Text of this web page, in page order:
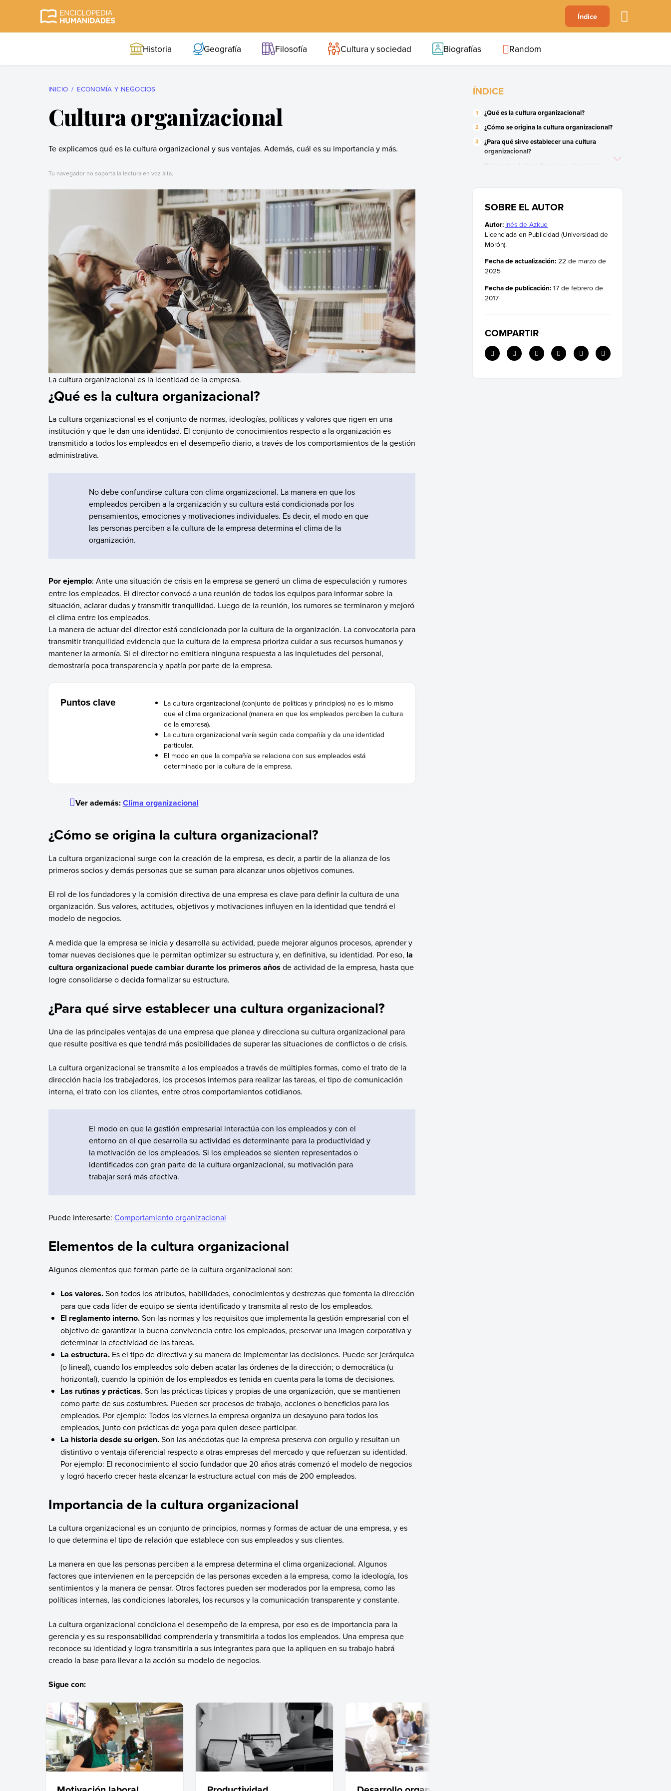
B C F
Índice
Historia Geografía Filosofía Cultura y sociedad Biografías Random
INICIO ECONOMÍA Y NEGOCIOS
Cultura organizacional
Te explicamos qué es la cultura organizacional y sus ventajas. Además, cuál es su importancia y más.
Tu navegador no soporta la lectura en voz alta.
La cultura organizacional es la identidad de la empresa.
¿Qué es la cultura organizacional?
La cultura organizacional es el conjunto de normas, ideologías, políticas y valores que rigen en una
institución y que le dan una identidad. El conjunto de conocimientos respecto a la organización es
transmitido a todos los empleados en el desempeño diario, a través de los comportamientos de la gestión
administrativa.
No debe confundirse cultura con clima organizacional. La manera en que los
empleados perciben a la organización y su cultura está condicionada por los
pensamientos, emociones y motivaciones individuales. Es decir, el modo en que
las personas perciben a la cultura de la empresa determina el clima de la
organización.
Por ejemplo: Ante una situación de crisis en la empresa se generó un clima de especulación y rumores
entre los empleados. El director convocó a una reunión de todos los equipos para informar sobre la
situación, aclarar dudas y transmitir tranquilidad. Luego de la reunión, los rumores se terminaron y mejoró
el clima entre los empleados.
La manera de actuar del director está condicionada por la cultura de la organización. La convocatoria para
transmitir tranquilidad evidencia que la cultura de la empresa prioriza cuidar a sus recursos humanos y
mantener la armonía. Si el director no emitiera ninguna respuesta a las inquietudes del personal,
demostraría poca transparencia y apatía por parte de la empresa.
Puntos clave
La cultura organizacional (conjunto de políticas y principios) no es lo mismo
que el clima organizacional (manera en que los empleados perciben la cultura
de la empresa).
La cultura organizacional varía según cada compañía y da una identidad
particular.
El modo en que la compañía se relaciona con sus empleados está
determinado por la cultura de la empresa.
Ver además:Clima organizacional
¿Cómo se origina la cultura organizacional?
La cultura organizacional surge con la creación de la empresa, es decir, a partir de la alianza de los
primeros socios y demás personas que se suman para alcanzar unos objetivos comunes.
El rol de los fundadores y la comisión directiva de una empresa es clave para definir la cultura de una
organización. Sus valores, actitudes, objetivos y motivaciones influyen en la identidad que tendrá el
modelo de negocios.
A medida que la empresa se inicia y desarrolla su actividad, puede mejorar algunos procesos, aprender y
tomar nuevas decisiones que le permitan optimizar su estructura y, en definitiva, su identidad. Por eso, la
cultura organizacional puede cambiar durante los primeros años de actividad de la empresa, hasta que
logre consolidarse o decida formalizar su estructura.
¿Para qué sirve establecer una cultura organizacional?
Una de las principales ventajas de una empresa que planea y direcciona su cultura organizacional para
que resulte positiva es que tendrá más posibilidades de superar las situaciones de conflictos o de crisis.
La cultura organizacional se transmite a los empleados a través de múltiples formas, como el trato de la
dirección hacia los trabajadores, los procesos internos para realizar las tareas, el tipo de comunicación
interna, el trato con los clientes, entre otros comportamientos cotidianos.
El modo en que la gestión empresarial interactúa con los empleados y con el
entorno en el que desarrolla su actividad es determinante para la productividad y
la motivación de los empleados. Si los empleados se sienten representados o
identificados con gran parte de la cultura organizacional, su motivación para
trabajar será más efectiva.
Puede interesarte: Comportamiento organizacional
Elementos de la cultura organizacional
Algunos elementos que forman parte de la cultura organizacional son:
Los valores.Son todos los atributos, habilidades, conocimientos y destrezas que fomenta la dirección
para que cada líder de equipo se sienta identificado y transmita al resto de los empleados.
El reglamento interno.Son las normas y los requisitos que implementa la gestión empresarial con el
objetivo de garantizar la buena convivencia entre los empleados, preservar una imagen corporativa y
determinar la efectividad de las tareas.
La estructura. Es el tipo de directiva y su manera de implementar las decisiones. Puede ser jerárquica
(o lineal), cuando los empleados solo deben acatar las órdenes de la dirección; o democrática (u
horizontal), cuando la opinión de los empleados es tenida en cuenta para la toma de decisiones.
Las rutinas y prácticas. Son las prácticas típicas y propias de una organización, que se mantienen
como parte de sus costumbres. Pueden ser procesos de trabajo, acciones o beneficios para los
empleados. Por ejemplo: Todos los viernes la empresa organiza un desayuno para todos los
empleados, junto con prácticas de yoga para quien desee participar.
La historia desde su origen.Son las anécdotas que la empresa preserva con orgullo y resultan un
distintivo o ventaja diferencial respecto a otras empresas del mercado y que refuerzan su identidad.
Por ejemplo: El reconocimiento al socio fundador que 20 años atrás comenzó el modelo de negocios
y logró hacerlo crecer hasta alcanzar la estructura actual con más de 200 empleados.
Importancia de la cultura organizacional
La cultura organizacional es un conjunto de principios, normas y formas de actuar de una empresa, y es
lo que determina el tipo de relación que establece con sus empleados y sus clientes.
La manera en que las personas perciben a la empresa determina el clima organizacional. Algunos
factores que intervienen en la percepción de las personas exceden a la empresa, como la ideología, los
sentimientos y la manera de pensar. Otros factores pueden ser moderados por la empresa, como las
políticas internas, las condiciones laborales, los recursos y la comunicación transparente y constante.
La cultura organizacional condiciona el desempeño de la empresa, por eso es de importancia para la
gerencia y es su responsabilidad comprenderla y transmitirla a todos los empleados. Una empresa que
reconoce su identidad y logra transmitirla a sus integrantes para que la apliquen en su trabajo habrá
creado la base para llevar a la acción su modelo de negocios.
Sigue con:
ÍNDICE
¿Qué es la cultura organizacional?
¿Cómo se origina la cultura organizacional?
¿Para qué sirve establecer una cultura
organizacional?
Elementos de la cultura organizacional
SOBRE EL AUTOR
Autor: Inés de Azkue
Licenciada en Publicidad (Universidad de
Morón).
Fecha de actualización: 22 de marzo de
2025
Fecha de publicación: 17 de febrero de
2017
COMPARTIR